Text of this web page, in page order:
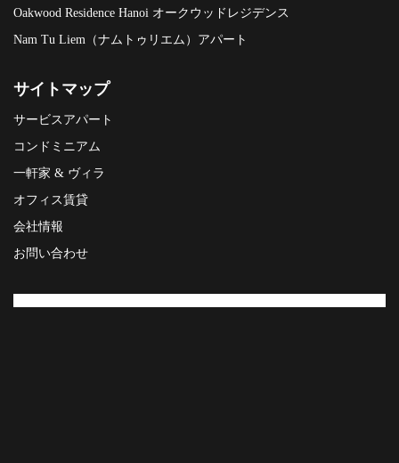
Oakwood Residence Hanoi オークウッドレジデンス
Nam Tu Liem（ナムトゥリエム）アパート
サイトマップ
サービスアパート
コンドミニアム
一軒家 & ヴィラ
オフィス賃貸
会社情報
お問い合わせ